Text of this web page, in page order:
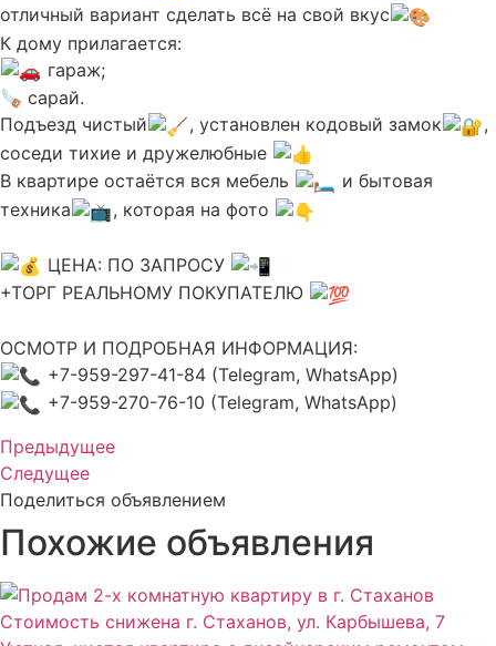
отличный вариант сделать всё на свой вкус
К дому прилагается:
гараж;
🪚 сарай.
Подъезд чистый
, установлен кодовый замок
,
соседи тихие и дружелюбные
В квартире остаётся вся мебель
и бытовая
техника
, которая на фото
ЦЕНА: ПО ЗАПРОСУ
+ТОРГ РЕАЛЬНОМУ ПОКУПАТЕЛЮ
ОСМОТР И ПОДРОБНАЯ ИНФОРМАЦИЯ:
+7-959-297-41-84 (Telegram, WhatsApp)
+7-959-270-76-10 (Telegram, WhatsApp)
Предыдущее
Следущее
Поделиться объявлением
Похожие объявления